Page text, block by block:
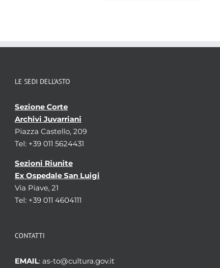
LE SEDI DELL’ASTO
Sezione Corte
Archivi Juvarriani
Piazza Castello, 209
Tel: +39 011 5624431
Sezioni Riunite
Ex Ospedale San Luigi
Via Piave, 21
Tel: +39 011 4604111
CONTATTI
EMAIL: as-to@cultura.gov.it